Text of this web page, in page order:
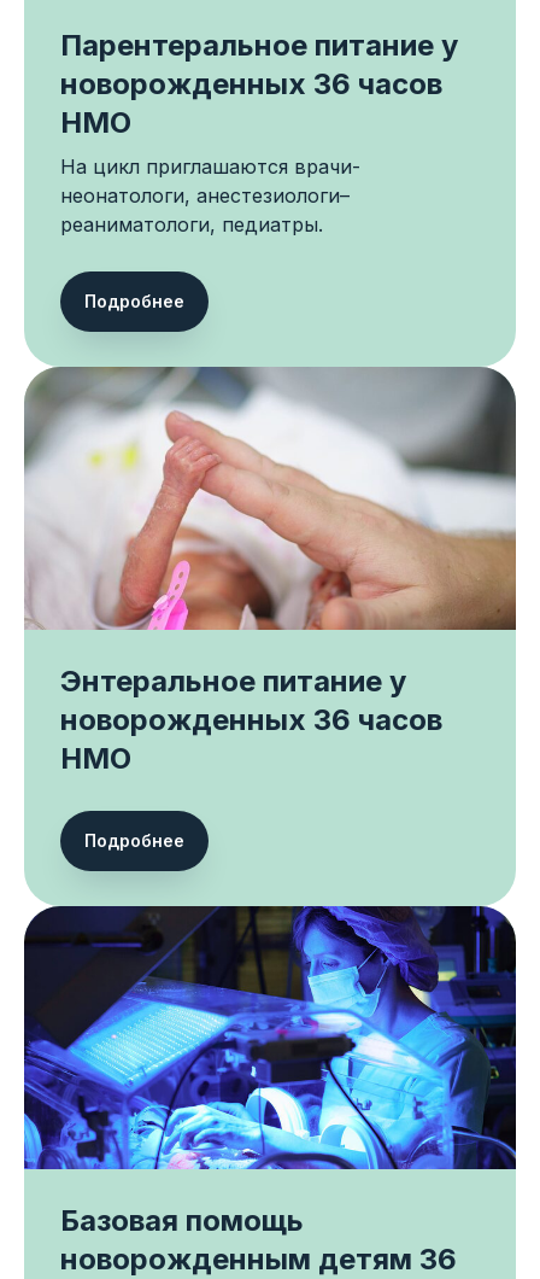
Парентеральное питание у
новорожденных 36 часов
НМО
На цикл приглашаются врачи-
неонатологи, анестезиологи–
реаниматологи, педиатры.
Подробнее
Энтеральное питание у
новорожденных 36 часов
НМО
Подробнее
Базовая помощь
новорожденным детям 36